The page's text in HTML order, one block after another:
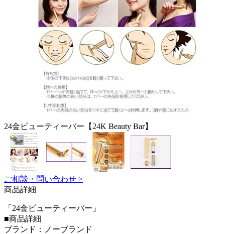
24金ビューティーバー【24K Beauty Bar】
ご相談・問い合わせ >
商品詳細
「24金ビューティーバー」
■商品詳細
ブランド：ノーブランド